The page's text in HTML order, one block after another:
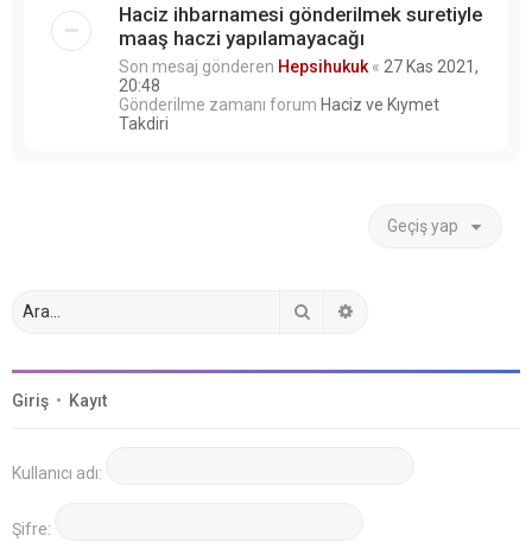
Haciz ihbarnamesi gönderilmek suretiyle
maaş haczi yapılamayacağı
Son mesaj gönderen Hepsihukuk « 27 Kas 2021,
20:48
Gönderilme zamanı forum Haciz ve Kıymet
Takdiri
Geçiş yap
Giriş • Kayıt
Kullanıcı adı:
Şifre: